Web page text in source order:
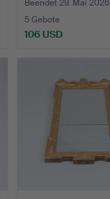
Beendet 29. Mai 2026
5 Gebote
106 USD